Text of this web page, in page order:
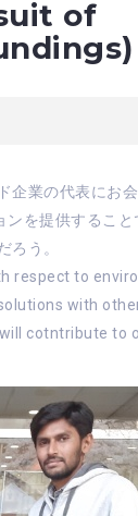
of
企業の代表にお
を提供すること
ろう。
respect to
with
cotntribute to